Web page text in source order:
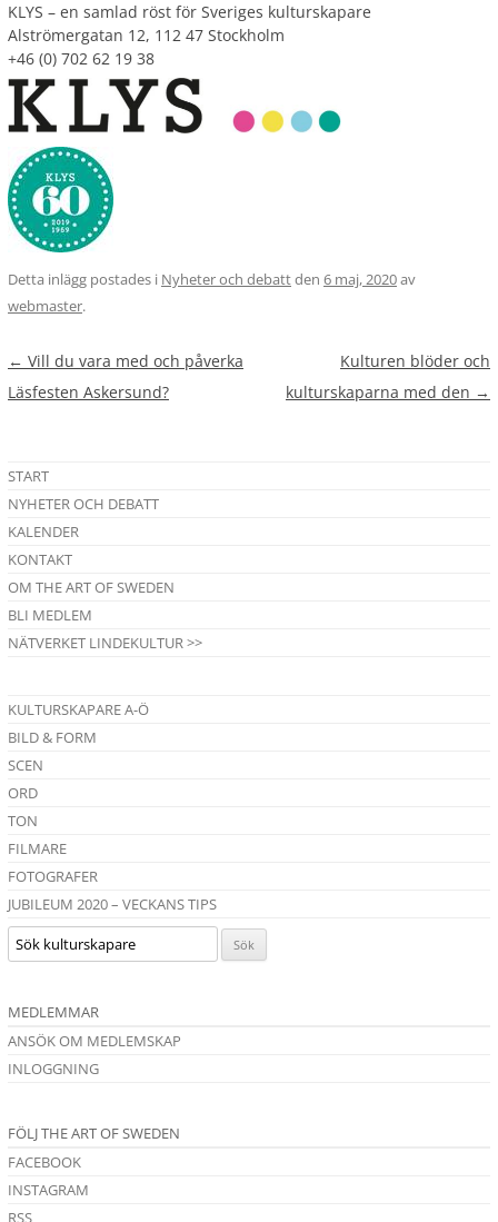
KLYS – en samlad röst för Sveriges kulturskapare
Alströmergatan 12, 112 47 Stockholm
+46 (0) 702 62 19 38
Detta inlägg postades i Nyheter och debattden 6 maj, 2020av
webmaster.
Inläggsnavigering
← Vill du vara med och påverka
Läsfesten Askersund?
Kulturen blöder och
kulturskaparna med den →
START
NYHETER OCH DEBATT
KALENDER
KONTAKT
OM THE ART OF SWEDEN
BLI MEDLEM
NÄTVERKET LINDEKULTUR >>
KULTURSKAPARE A-Ö
BILD & FORM
SCEN
ORD
TON
FILMARE
FOTOGRAFER
JUBILEUM 2020 – VECKANS TIPS
MEDLEMMAR
ANSÖK OM MEDLEMSKAP
INLOGGNING
FÖLJ THE ART OF SWEDEN
FACEBOOK
INSTAGRAM
RSS